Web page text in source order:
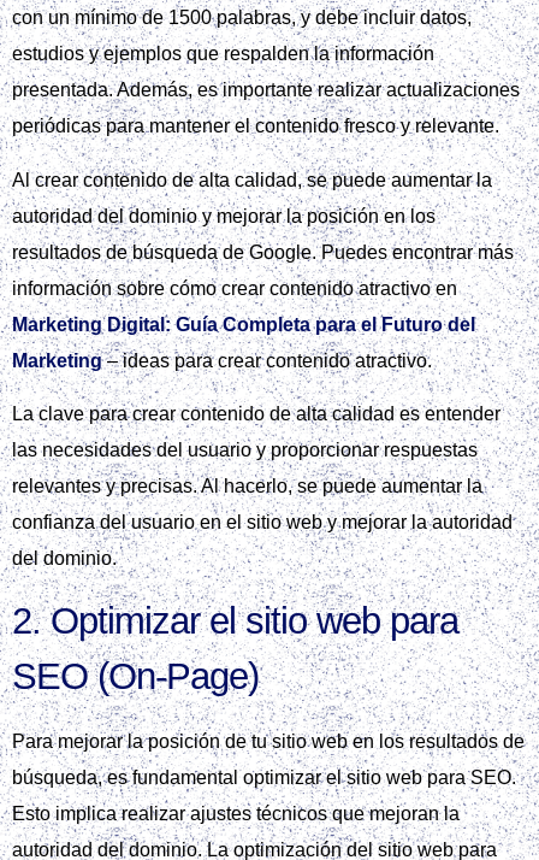
con un mínimo de 1500 palabras, y debe incluir datos,
estudios y ejemplos que respalden la información
presentada. Además, es importante realizar actualizaciones
periódicas para mantener el contenido fresco y relevante.
Al crear contenido de alta calidad, se puede aumentar la
autoridad del dominio y mejorar la posición en los
resultados de búsqueda de Google. Puedes encontrar más
información sobre cómo crear contenido atractivo en
Marketing Digital: Guía Completa para el Futuro del
Marketing– ideas para crear contenido atractivo.
La clave para crear contenido de alta calidad es entender
las necesidades del usuario y proporcionar respuestas
relevantes y precisas. Al hacerlo, se puede aumentar la
confianza del usuario en el sitio web y mejorar la autoridad
del dominio.
2. Optimizar el sitio web para
SEO (On‑Page)
Para mejorar la posición de tu sitio web en los resultados de
búsqueda, es fundamental optimizar el sitio web para SEO.
Esto implica realizar ajustes técnicos que mejoran la
autoridad del dominio. La optimización del sitio web para